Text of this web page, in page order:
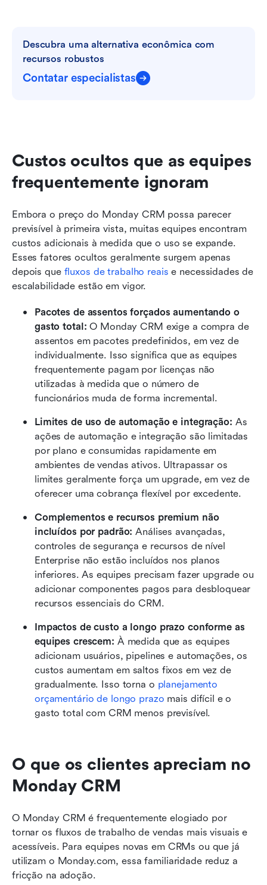
Descubra uma alternativa econômica com
recursos robustos
Contatar especialistas
Custos ocultos que as equipes
frequentemente ignoram
Embora o preço do Monday CRM possa parecer
previsível à primeira vista, muitas equipes encontram
custos adicionais à medida que o uso se expande.
Esses fatores ocultos geralmente surgem apenas
depois que fluxos de trabalho reais e necessidades de
escalabilidade estão em vigor.
Pacotes de assentos forçados aumentando o
gasto total: O Monday CRM exige a compra de
assentos em pacotes predefinidos, em vez de
individualmente. Isso significa que as equipes
frequentemente pagam por licenças não
utilizadas à medida que o número de
funcionários muda de forma incremental.
Limites de uso de automação e integração: As
ações de automação e integração são limitadas
por plano e consumidas rapidamente em
ambientes de vendas ativos. Ultrapassar os
limites geralmente força um upgrade, em vez de
oferecer uma cobrança flexível por excedente.
Complementos e recursos premium não
incluídos por padrão: Análises avançadas,
controles de segurança e recursos de nível
Enterprise não estão incluídos nos planos
inferiores. As equipes precisam fazer upgrade ou
adicionar componentes pagos para desbloquear
recursos essenciais do CRM.
Impactos de custo a longo prazo conforme as
equipes crescem: À medida que as equipes
adicionam usuários, pipelines e automações, os
custos aumentam em saltos fixos em vez de
gradualmente. Isso torna o planejamento
orçamentário de longo prazo mais difícil e o
gasto total com CRM menos previsível.
O que os clientes apreciam no
Monday CRM
O Monday CRM é frequentemente elogiado por
tornar os fluxos de trabalho de vendas mais visuais e
acessíveis. Para equipes novas em CRMs ou que já
utilizam o Monday.com, essa familiaridade reduz a
fricção na adoção.